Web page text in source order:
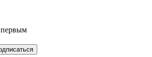
первым